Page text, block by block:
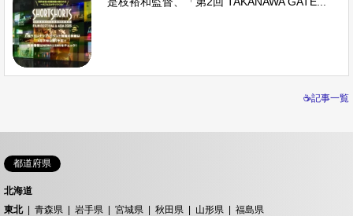
☕記事一覧
都道府県
北海道
東北
青森県 岩手県 宮城県 秋田県 山形県
福島県